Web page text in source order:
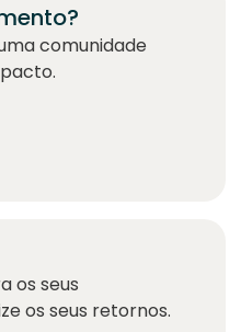
comunidade
os seus
os seus retornos.